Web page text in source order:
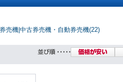
券売機|中古券売機・自動券売機(22)